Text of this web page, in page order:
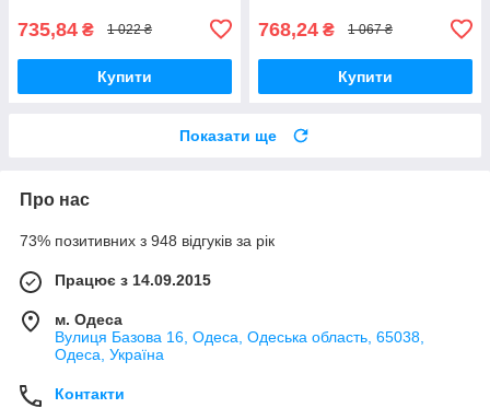
735,84 ₴ 1 022 ₴
Купити
768,24 ₴ 1 067 ₴
Купити
Показати ще
Про нас
73% позитивних з 948 відгуків за рік
Працює з 14.09.2015
м. Одеса
Вулиця Базова 16, Одеса, Одеська область, 65038,
Одеса, Україна
Контакти